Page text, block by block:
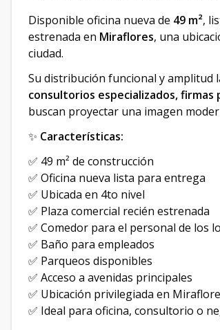
Disponible oficina nueva de 49 m²,
estrenada en Miraflores, una
ciudad.
Su distribución funcional y amplitud
consultorios especializados,
buscan proyectar una imagen
✨ Características:
✅ 49 m² de construcción
✅ Oficina nueva lista para entrega
✅ Ubicada en 4to nivel
✅ Plaza comercial recién estrenada
✅ Comedor para el personal de los
✅ Baño para empleados
✅ Parqueos disponibles
✅ Acceso a avenidas principales
✅ Ubicación privilegiada en
✅ Ideal para oficina, consultorio o